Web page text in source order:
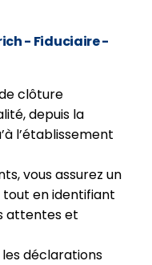
- Fiduciaire -
clôture
depuis la
l’établissement
vous assurez un
tout en identifiant
attentes et
déclarations